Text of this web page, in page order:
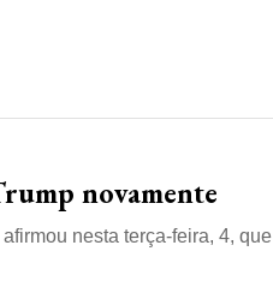
novamente
nesta terça-feira, 4, que